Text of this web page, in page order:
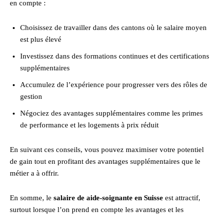
en compte :
Choisissez de travailler dans des cantons où le salaire moyen
est plus élevé
Investissez dans des formations continues et des certifications
supplémentaires
Accumulez de l’expérience pour progresser vers des rôles de
gestion
Négociez des avantages supplémentaires comme les primes
de performance et les logements à prix réduit
En suivant ces conseils, vous pouvez maximiser votre potentiel
de gain tout en profitant des avantages supplémentaires que le
métier a à offrir.
En somme, le salaire de aide-soignante en Suisse est attractif,
surtout lorsque l’on prend en compte les avantages et les